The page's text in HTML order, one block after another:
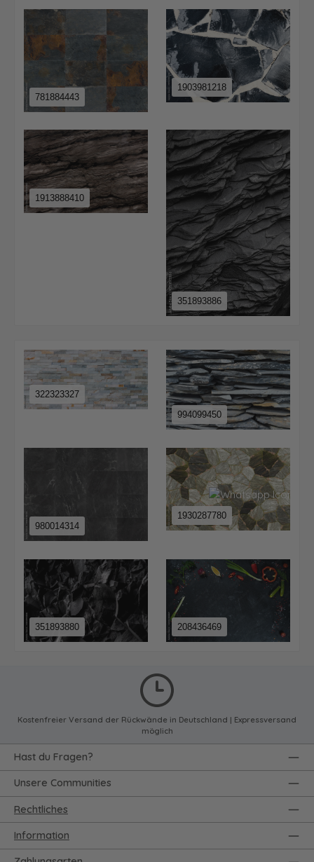
781884443
1903981218
1913888410
351893886
322323327
994099450
980014314
1930287780
351893880 208436469
Kostenfreier Versand der Rückwände in Deutschland | Expressversand
möglich
Rechtliches
Information
Hast du Fragen?
Unsere Communities